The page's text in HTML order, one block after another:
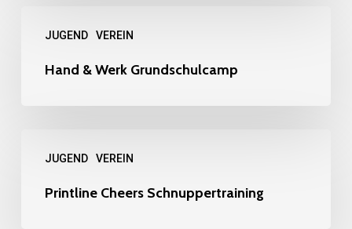
JUGEND VEREIN
WerkHand & Werk Grundschulcamp
JUGEND VEREIN
Cheers
Schnuppertraining
Printline Cheers Schnuppertraining